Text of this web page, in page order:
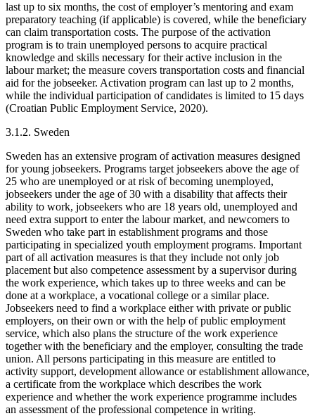
last up to six months, the cost of employer’s mentoring and exam
preparatory teaching (if applicable) is covered, while the beneficiary
can claim transportation costs. The purpose of the activation
program is to train unemployed persons to acquire practical
knowledge and skills necessary for their active inclusion in the
labour market; the measure covers transportation costs and financial
aid for the jobseeker. Activation program can last up to 2 months,
while the individual participation of candidates is limited to 15 days
(Croatian Public Employment Service, 2020).
3.1.2. Sweden
Sweden has an extensive program of activation measures designed
for young jobseekers. Programs target jobseekers above the age of
25 who are unemployed or at risk of becoming unemployed,
jobseekers under the age of 30 with a disability that affects their
ability to work, jobseekers who are 18 years old, unemployed and
need extra support to enter the labour market, and newcomers to
Sweden who take part in establishment programs and those
participating in specialized youth employment programs. Important
part of all activation measures is that they include not only job
placement but also competence assessment by a supervisor during
the work experience, which takes up to three weeks and can be
done at a workplace, a vocational college or a similar place.
Jobseekers need to find a workplace either with private or public
employers, on their own or with the help of public employment
service, which also plans the structure of the work experience
together with the beneficiary and the employer, consulting the trade
union. All persons participating in this measure are entitled to
activity support, development allowance or establishment allowance,
a certificate from the workplace which describes the work
experience and whether the work experience programme includes
an assessment of the professional competence in writing.